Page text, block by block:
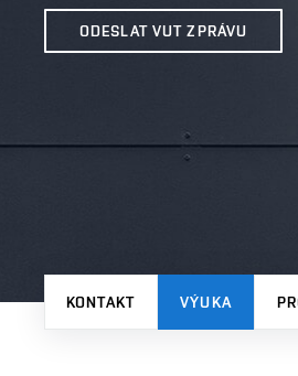
ODESLAT VUT ZPRÁVU
KONTAKT VÝUKA